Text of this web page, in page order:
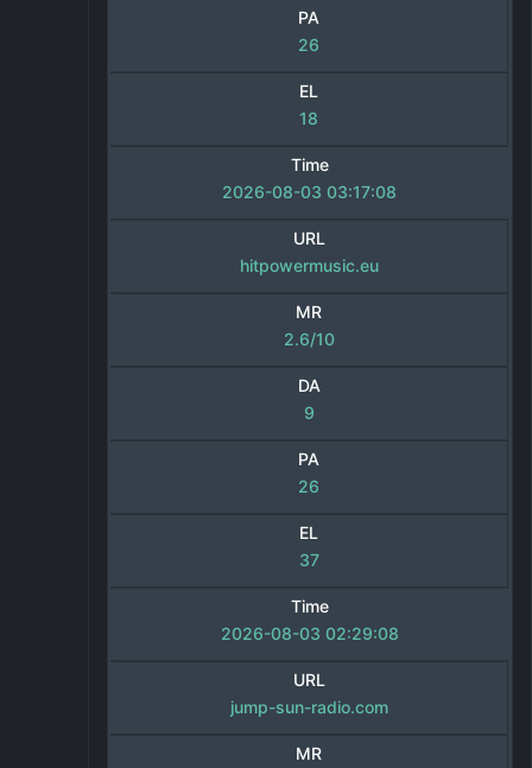
PA
26
EL
18
Time
2026-08-03 03:17:08
URL
hitpowermusic.eu
MR
2.6/10
DA
9
PA
26
EL
37
Time
2026-08-03 02:29:08
URL
jump-sun-radio.com
MR